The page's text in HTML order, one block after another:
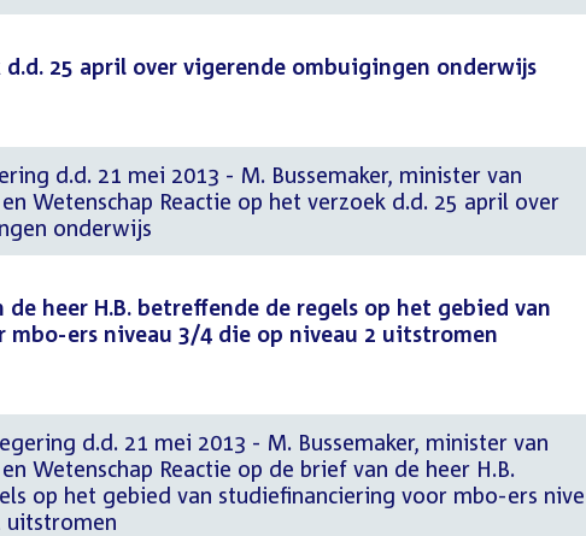
d.d. 25 april over vigerende ombuigingen onderwijs
d.d. 21 mei 2013 - M. Bussemaker, minister van
Wetenschap Reactie op het verzoek d.d. 25 april over
onderwijs
heer H.B. betreffende de regels op het gebied van
mbo-ers niveau 3/4 die op niveau 2 uitstromen
d.d. 21 mei 2013 - M. Bussemaker, minister van
Wetenschap Reactie op de brief van de heer H.B.
op het gebied van studiefinanciering voor mbo-ers
uitstromen